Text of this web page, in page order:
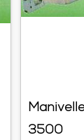
3500